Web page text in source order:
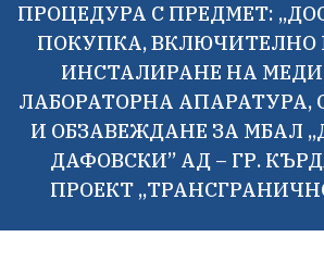
ПРОЦЕДУРА С ПРЕДМЕТ:
ПОКУПКА,
ИНСТАЛИРАНЕ НА
ЛАБОРАТОРНА АПАРАТУРА,
И ОБЗАВЕЖДАНЕ ЗА МБАЛ
ДАФОВСКИ” АД – ГР.
ПРОЕКТ